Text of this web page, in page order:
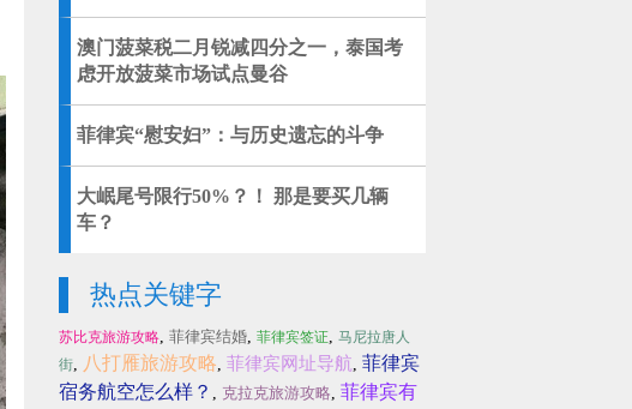
澳门菠菜税二月锐减四分之一，泰国考
虑开放菠菜市场试点曼谷
菲律宾“慰安妇”：与历史遗忘的斗争
大岷尾号限行50%？！ 那是要买几辆
车？
热点关键字
苏比克旅游攻略, 菲律宾结婚, 菲律宾签证, 马尼拉唐人
街, 八打雁旅游攻略, 菲律宾网址导航, 菲律宾
宿务航空怎么样？ , 克拉克旅游攻略, 菲律宾有